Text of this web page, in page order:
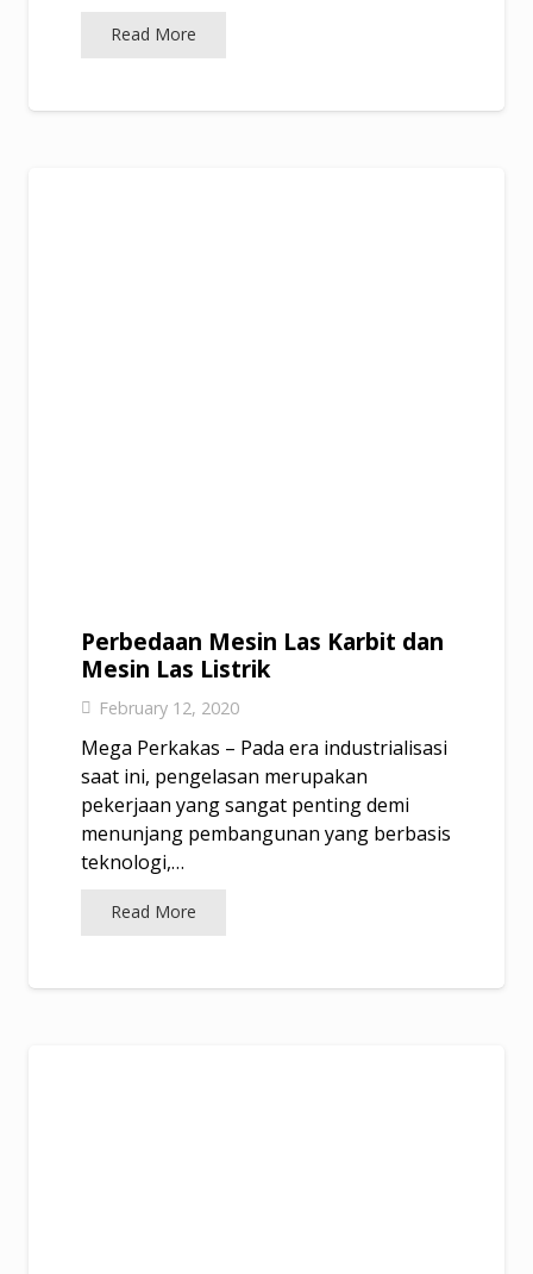
Read More
Perbedaan Mesin Las Karbit dan
Mesin Las Listrik
February 12, 2020
Mega Perkakas – Pada era industrialisasi
saat ini, pengelasan merupakan
pekerjaan yang sangat penting demi
menunjang pembangunan yang berbasis
teknologi,…
Read More